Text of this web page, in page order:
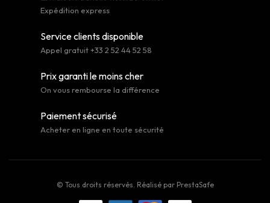
Expédition express
Service clients disponible
Appel gratuit +33 2 52 44 52 58
Prix garanti le moins cher
On vous rembourse la différence
Paiement sécurisé
Acheter en ligne en toute sécurité
© Tous droits réservés. Réalisé par PrestaSafe